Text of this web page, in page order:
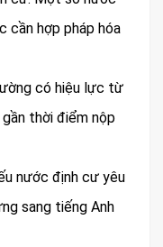
cần hợp pháp hóa
có hiệu lực từ
thời điểm nộp
nước định cư yêu
sang tiếng Anh